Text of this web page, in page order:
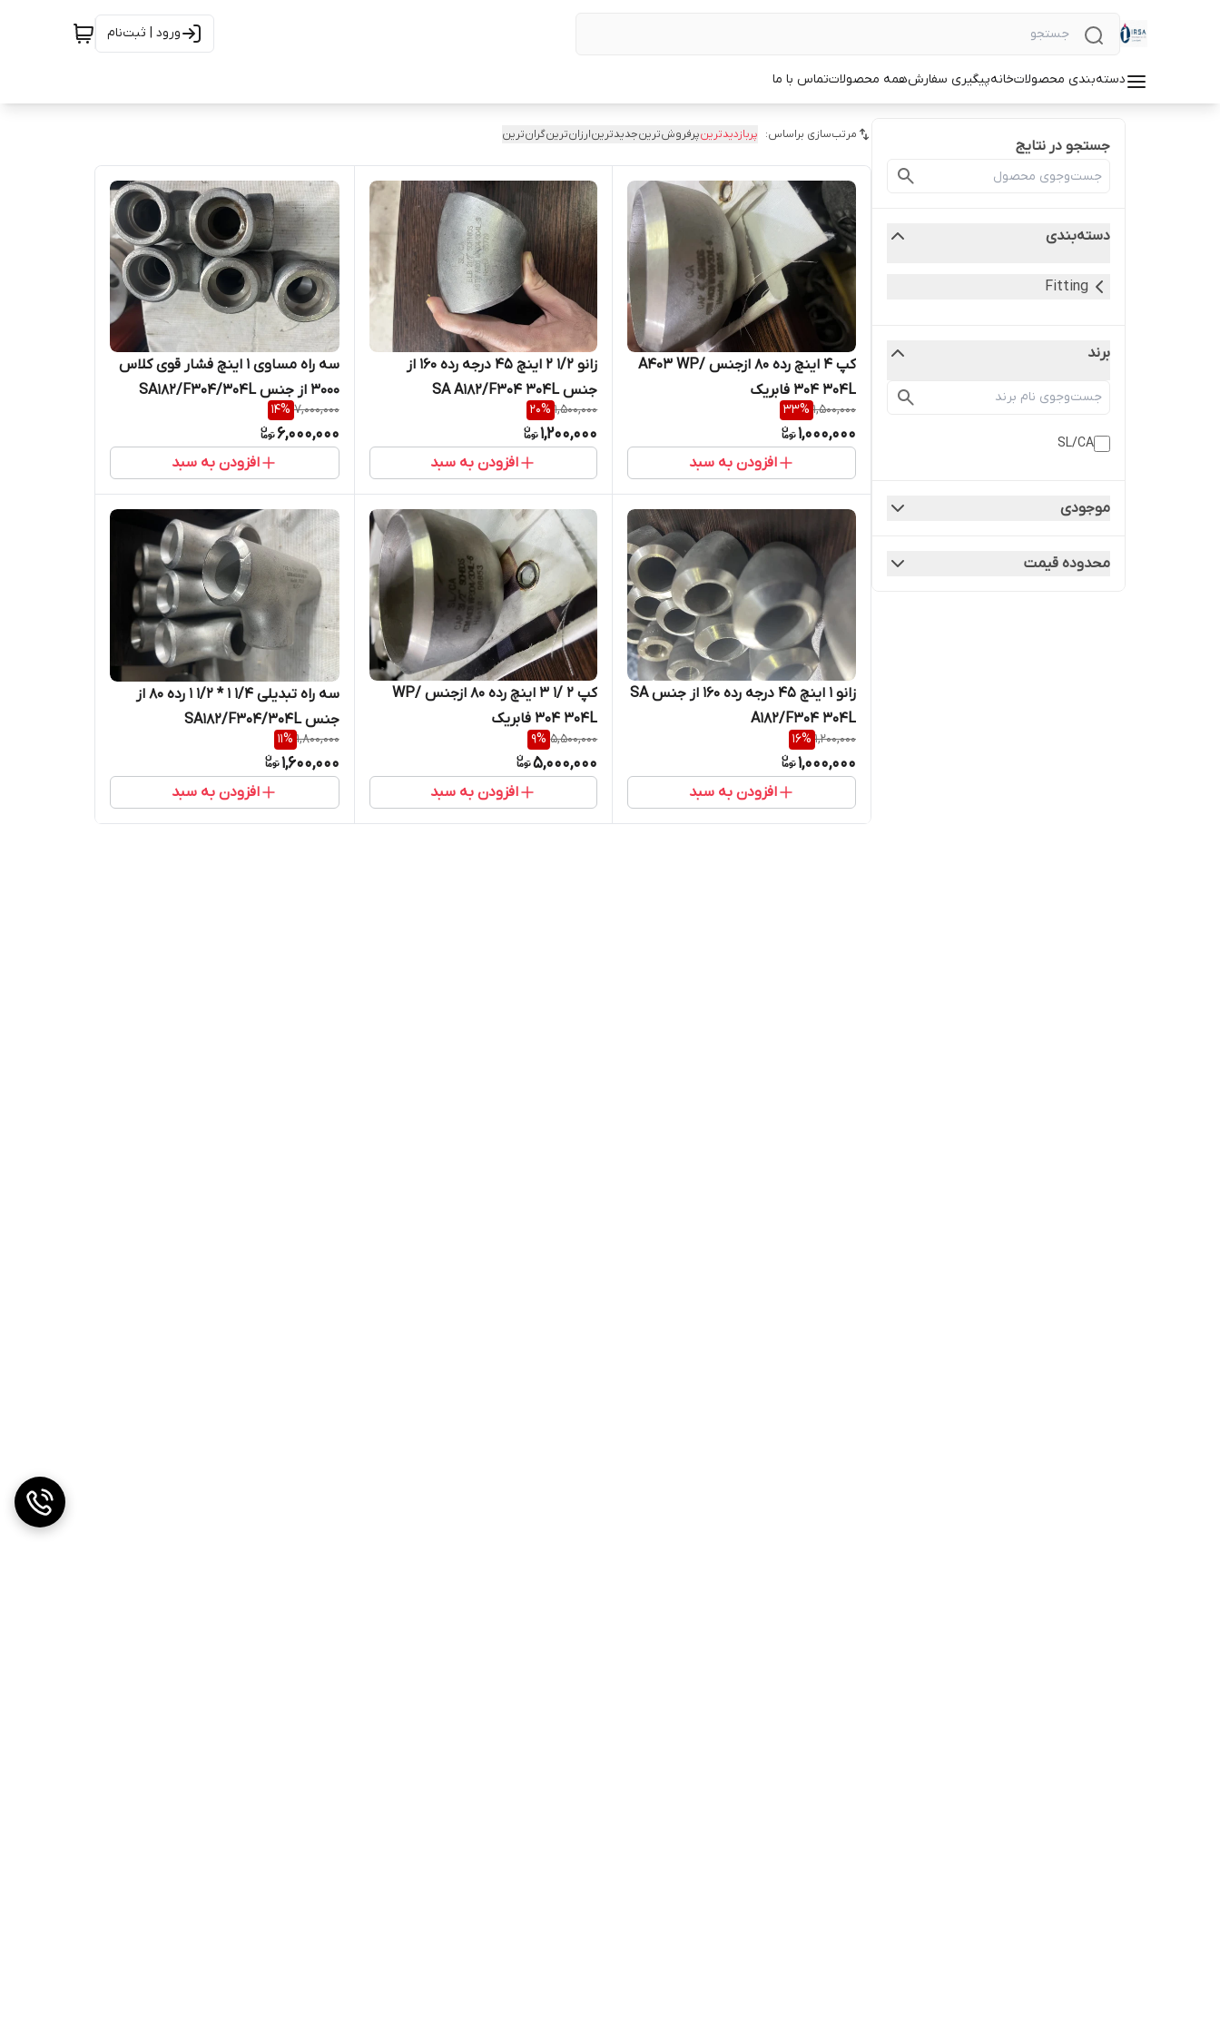
ورود | ثبت‌نام
دسته‌بندی محصولاتخانهپیگیری سفارشهمه محصولاتتماس با ما
جستجو در نتایج
دسته‌بندی
Fitting
برند
SL/CA
موجودی
محدوده قیمت
مرتب‌سازی براساس: پربازدیدترینپرفروش‌ترینجدیدترینارزان‌ترینگران‌ترین
کپ 4 اینچ رده 80 ازجنس A403 WP/
304 304L فابریک
1,500,000
33%
1,000,000
افزودن به سبد
زانو 1/2 2 اینچ 45 درجه رده 160 از
جنس SA A182/F304 304L
1,500,000
20%
1,200,000
افزودن به سبد
سه راه مساوی 1 اینچ فشار قوی کلاس
3000 از جنس SA182/F304/304L
7,000,000
14%
6,000,000
افزودن به سبد
زانو 1 اینچ 45 درجه رده 160 از جنس SA
A182/F304 304L
1,200,000
16%
1,000,000
افزودن به سبد
کپ 2 /1 3 اینچ رده 80 ازجنس WP/
304 304L فابریک
5,500,000
9%
5,000,000
افزودن به سبد
سه راه تبدیلی 1/4 1 * 1/2 1 رده 80 از
جنس SA182/F304/304L
1,800,000
11%
1,600,000
افزودن به سبد